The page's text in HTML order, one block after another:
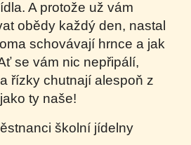
A protože už vám
obědy každý den, nastal
schovávají hrnce a jak
se vám nic nepřipálí,
řízky chutnají alespoň z
ty naše!
školní jídelny